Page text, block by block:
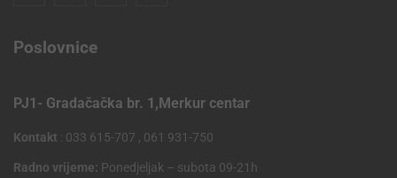
Poslovnice
PJ1- Gradačačka br. 1,Merkur centar
Kontakt : 033 615-707 , 061 931-750
Radno vrijeme: Ponedjeljak – subota 09-21h